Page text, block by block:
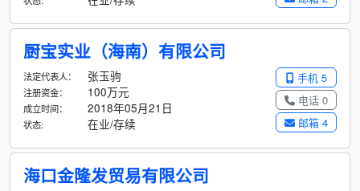
厨宝实业（海南）有限公司
手机 5
电话 0
邮箱 4
法定代表人： 张玉驹
注册资金： 100万元
成立时间： 2018年05月21日
状态: 在业/存续
海口金隆发贸易有限公司